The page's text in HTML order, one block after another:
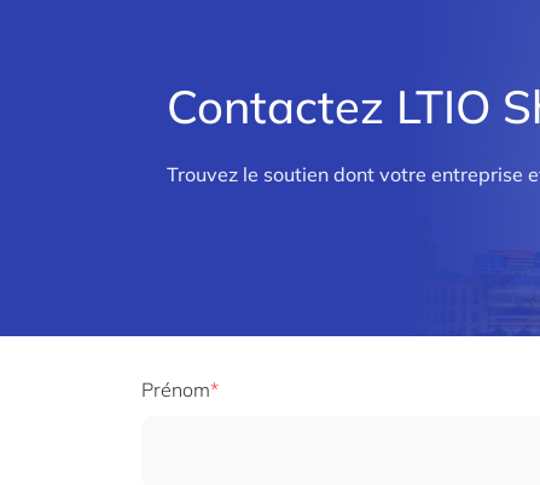
Contactez LTIO
Trouvez le soutien dont votre entreprise
Prénom